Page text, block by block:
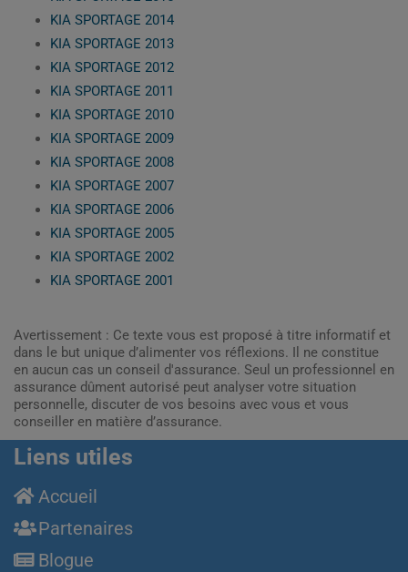
KIA SPORTAGE 2014
KIA SPORTAGE 2013
KIA SPORTAGE 2012
KIA SPORTAGE 2011
KIA SPORTAGE 2010
KIA SPORTAGE 2009
KIA SPORTAGE 2008
KIA SPORTAGE 2007
KIA SPORTAGE 2006
KIA SPORTAGE 2005
KIA SPORTAGE 2002
KIA SPORTAGE 2001
Avertissement : Ce texte vous est proposé à titre informatif et
dans le but unique d’alimenter vos réflexions. Il ne constitue
en aucun cas un conseil d'assurance. Seul un professionnel en
assurance dûment autorisé peut analyser votre situation
personnelle, discuter de vos besoins avec vous et vous
conseiller en matière d’assurance.
Liens utiles
Accueil
Partenaires
Blogue